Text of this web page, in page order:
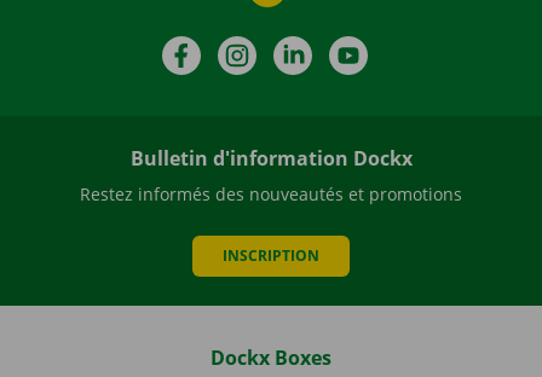
FacebookInstagramLinkedIn
Bulletin d'information Dockx
Restez informés des nouveautés et promotions
INSCRIPTION
Dockx Boxes